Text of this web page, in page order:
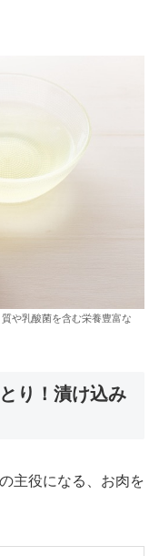
や乳酸菌を含む栄養豊富な
り！漬け込み
主役になる、お肉を